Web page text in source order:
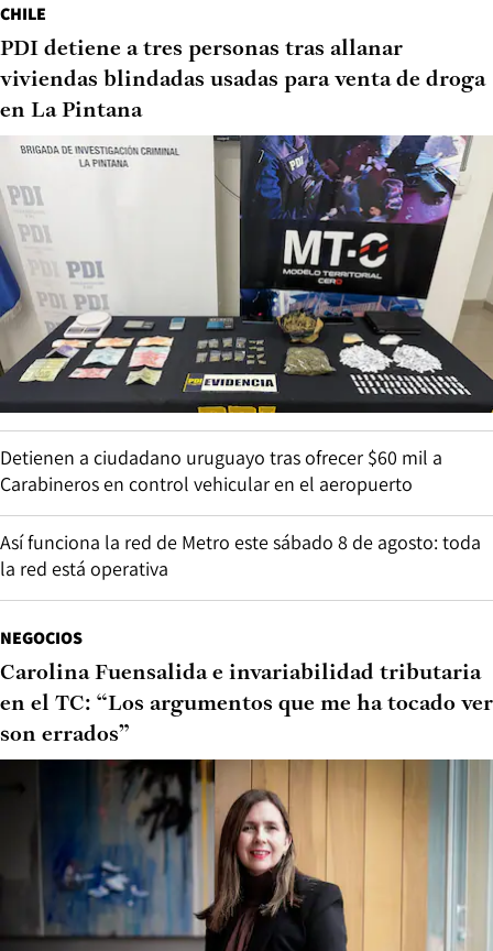
CHILE
PDI detiene a tres personas tras allanar
viviendas blindadas usadas para venta de droga
en La Pintana
Detienen a ciudadano uruguayo tras ofrecer $60 mil a
Carabineros en control vehicular en el aeropuerto
Así funciona la red de Metro este sábado 8 de agosto: toda
la red está operativa
NEGOCIOS
Carolina Fuensalida e invariabilidad tributaria
en el TC: “Los argumentos que me ha tocado ver
son errados”